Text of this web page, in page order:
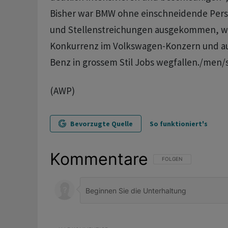
Bisher war BMW ohne einschneidende
und Stellenstreichungen ausgekommen,
Konkurrenz im Volkswagen-Konzern und
Benz in grossem Stil Jobs wegfallen./
(AWP)
Bevorzugte Quelle So funktioniert's
Kommentare FOLGE DIESER
FOLGEN